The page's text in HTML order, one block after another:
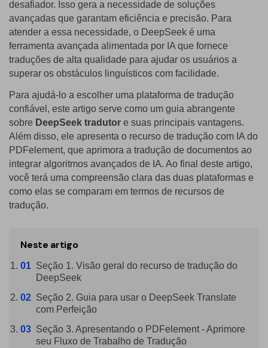
Novo PDFelement：Mais inteligente,
rápido e fácil
Do poder da IA às ferramentas em massa – o novo
PDFelement torna qualquer tarefa em PDF simples e rápida.
Baixe Grátis
PDF Protegido por Senha
Compartilhar PDF
IA de PDF
Chat com PDF
Resumidor de PDF com IA
Tradutor de PDF com IA
Verificador Gramatical com IA
Conversar com Imagem
Explicar PDF com IA
Gerador de imagens com IA
Publicação
Freelancer
Avaliações & Prêmios
Histórias de clientes
Avaliações de clientes
Prêmios G2
Comparação de software PDF
Guia do usuário
PDFelement para Windows
PDFelement para iOS
PDFelement para Android
Vídeos Tutoriais
Contatar Suporte
desafiador. Isso gera a necessidade de soluções
avançadas que garantam eficiência e precisão. Para
atender a essa necessidade, o DeepSeek é uma
ferramenta avançada alimentada por IA que fornece
traduções de alta qualidade para ajudar os usuários a
superar os obstáculos linguísticos com facilidade.
Para ajudá-lo a escolher uma plataforma de tradução
confiável, este artigo serve como um guia abrangente
sobre DeepSeek tradutor e suas principais vantagens.
Além disso, ele apresenta o recurso de tradução com IA do
PDFelement, que aprimora a tradução de documentos ao
integrar algoritmos avançados de IA. Ao final deste artigo,
você terá uma compreensão clara das duas plataformas e
como elas se comparam em termos de recursos de
tradução.
Neste artigo
Seção 1. Visão geral do recurso de tradução do
DeepSeek
Seção 2. Guia para usar o DeepSeek Translate
com Perfeição
Seção 3. Apresentando o PDFelement - Aprimore
seu Fluxo de Trabalho de Tradução